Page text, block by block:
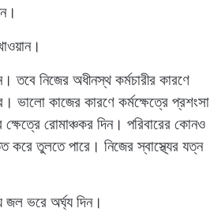
নিজের অধীনস্থ কর্মচারীর কারণে
ভালো কাজের কারণে কর্মক্ষেত্রে প্রশংসা
রোমাঞ্চকর দিন। পরিবারের কোনও
করে তুলতে পারে। নিজের স্বাস্থ্যের যত্ন
জল ভরে অর্ঘ্য দিন।